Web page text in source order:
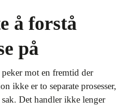
å forstå
på
mot en fremtid der
ikke er to separate prosesser,
Det handler ikke lenger